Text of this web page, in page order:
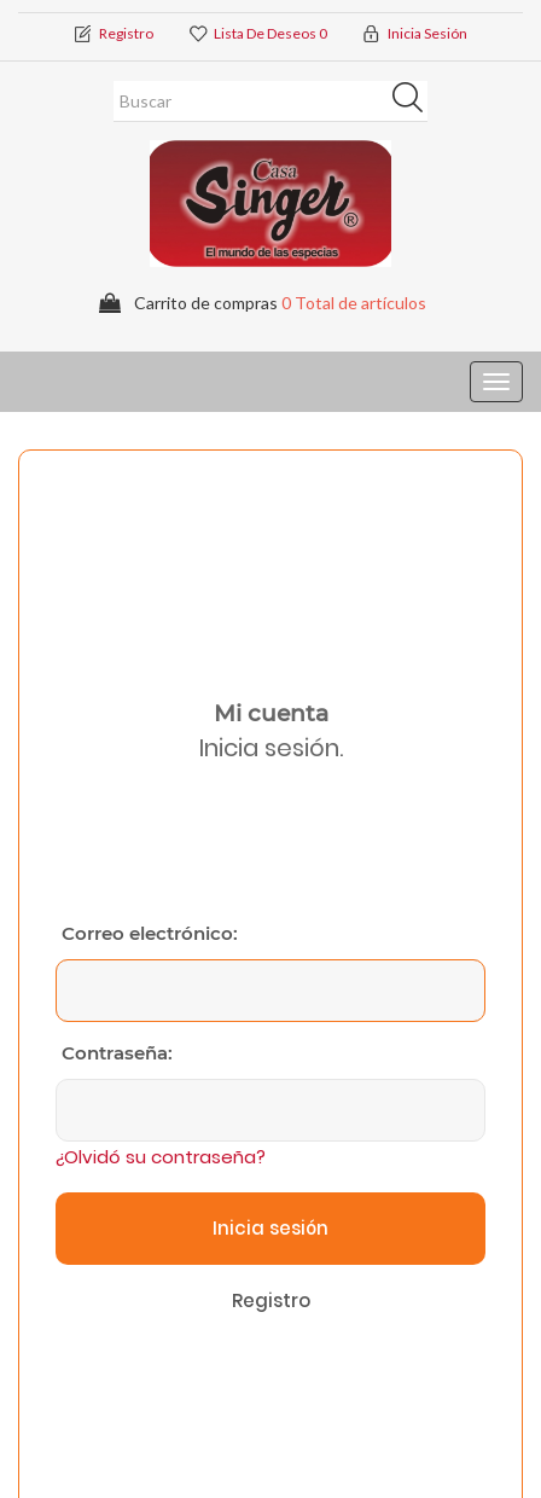
Registro Lista De Deseos 0 Inicia Sesión
Carrito de compras 0 Total de artículos
Mi cuenta
Inicia sesión.
Correo electrónico:
Contraseña:
¿Olvidó su contraseña?
Inicia sesión
Registro